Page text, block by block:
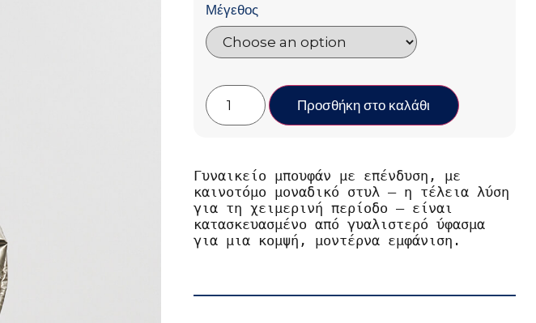
Μέγεθος
Προσθήκη στο καλάθι
Γυναικείο μπουφάν με επένδυση, με
καινοτόμο μοναδικό στυλ – η τέλεια λύση
για τη χειμερινή περίοδο – είναι
κατασκευασμένο από γυαλιστερό ύφασμα
για μια κομψή, μοντέρνα εμφάνιση.